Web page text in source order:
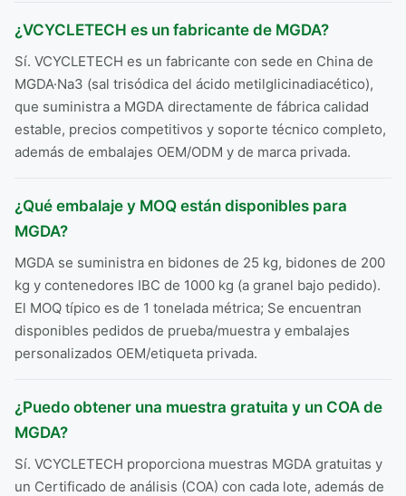
¿VCYCLETECH es un fabricante de MGDA?
Sí. VCYCLETECH es un fabricante con sede en China de
MGDA·Na3 (sal trisódica del ácido metilglicinadiacético),
que suministra a MGDA directamente de fábrica calidad
estable, precios competitivos y soporte técnico completo,
además de embalajes OEM/ODM y de marca privada.
¿Qué embalaje y MOQ están disponibles para
MGDA?
MGDA se suministra en bidones de 25 kg, bidones de 200
kg y contenedores IBC de 1000 kg (a granel bajo pedido).
El MOQ típico es de 1 tonelada métrica; Se encuentran
disponibles pedidos de prueba/muestra y embalajes
personalizados OEM/etiqueta privada.
¿Puedo obtener una muestra gratuita y un COA de
MGDA?
Sí. VCYCLETECH proporciona muestras MGDA gratuitas y
un Certificado de análisis (COA) con cada lote, además de